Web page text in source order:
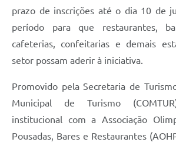
prazo de inscrições até o dia 10 de
período para que restaurantes,
cafeterias, confeitarias e demais
setor possam aderir à iniciativa.
Promovido pela Secretaria de
Municipal de Turismo
institucional com a Associação
Pousadas, Bares e Restaurantes